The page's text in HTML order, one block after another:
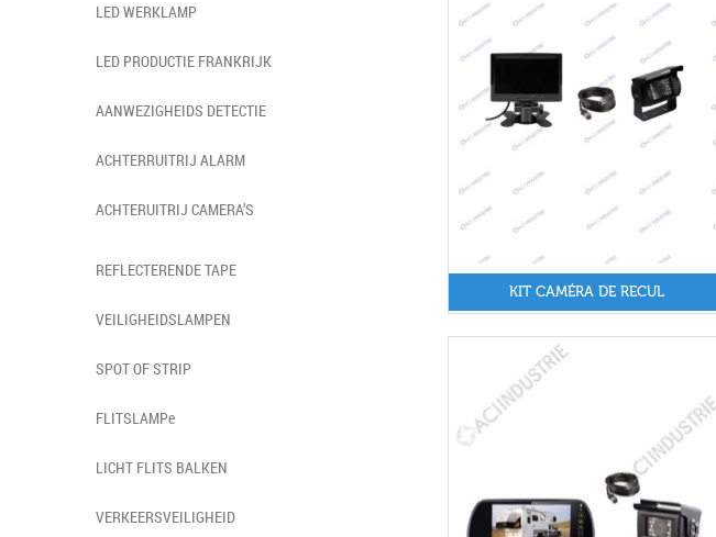
KIT CAMÉRA DE RECUL
LED WERKLAMP
LED PRODUCTIE FRANKRIJK
AANWEZIGHEIDS DETECTIE
ACHTERRUITRIJ ALARM
ACHTERUITRIJ CAMERA’S
REFLECTERENDE TAPE
VEILIGHEIDSLAMPEN
SPOT OF STRIP
FLITSLAMPe
LICHT FLITS BALKEN
VERKEERSVEILIGHEID